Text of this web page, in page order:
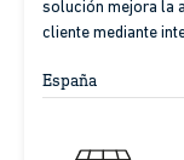
solución mejora la
cliente mediante
España